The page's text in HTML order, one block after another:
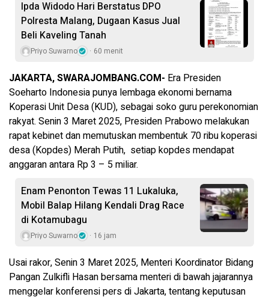
Ipda Widodo Hari Berstatus DPO
Polresta Malang, Dugaan Kasus Jual
Beli Kaveling Tanah
Priyo Suwarno 60 menit
JAKARTA, SWARAJOMBANG.COM- Era Presiden
Soeharto Indonesia punya lembaga ekonomi bernama
Koperasi Unit Desa (KUD), sebagai soko guru perekonomian
rakyat. Senin 3 Maret 2025, Presiden Prabowo melakukan
rapat kebinet dan memutuskan membentuk 70 ribu koperasi
desa (Kopdes) Merah Putih, setiap kopdes mendapat
anggaran antara Rp 3 – 5 miliar.
Enam Penonton Tewas 11 Lukaluka,
Mobil Balap Hilang Kendali Drag Race
di Kotamubagu
Priyo Suwarno 16 jam
Usai rakor, Senin 3 Maret 2025, Menteri Koordinator Bidang
Pangan Zulkifli Hasan bersama menteri di bawah jajarannya
menggelar konferensi pers di Jakarta, tentang keputusan